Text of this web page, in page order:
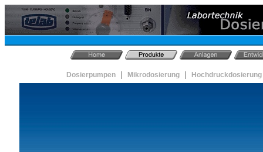
Dosierpumpen | Mikrodosierung | Hochdruckdosierung